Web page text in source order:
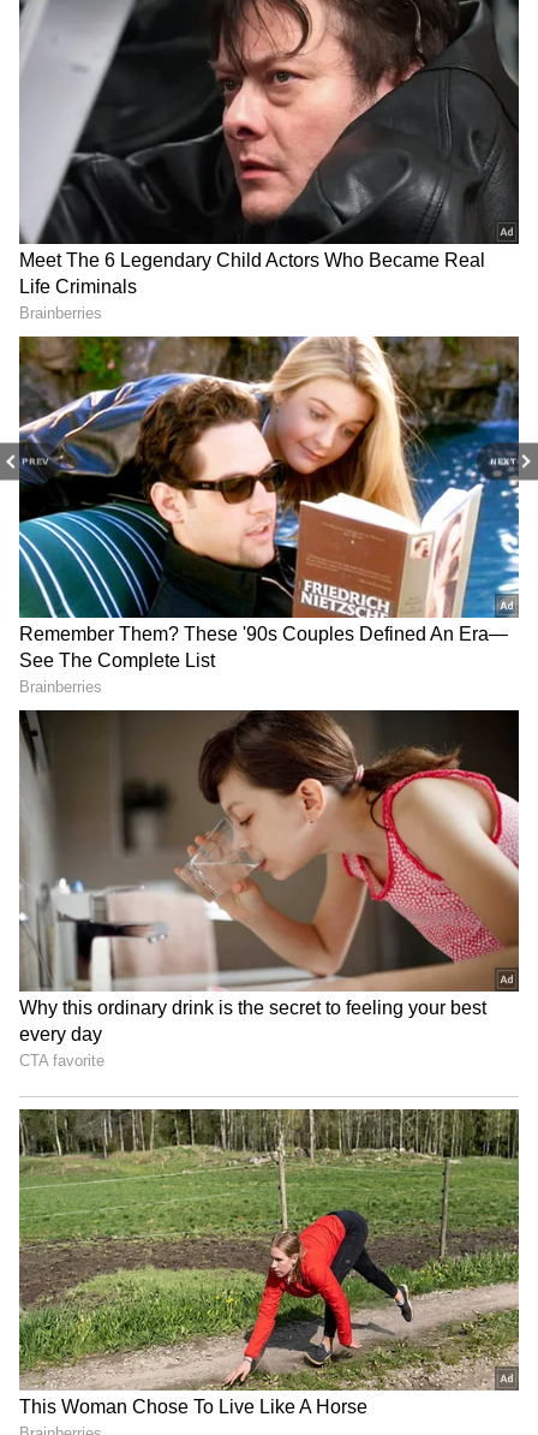
PREV NEXT
Image Credit :
29 பட ட்விட்டர் விமர்சனம்
ஒரு தீவிரமான காதல் கதை.. டிண்டர், பம்புல்
மற்றும் ஓயோ போன்ற செயலிகள்
தோன்றுவதற்கு முந்தைய காலகட்டத்தில்
அமைந்த கதை இது. நாயகனுக்கு எந்த
லட்சியமும் இல்லை; ஆனால் நாயகிக்கு ஒரு
குறிப்பிட்ட குறிக்கோள் இருக்கிறது. நாயகி
விலகிச் செல்கிறாள். அந்தப் பிரிவை
நாயகன் எவ்வாறு எதிர்கொள்கிறான்? மிக
அழகான திரைப்படம் இது. நடிகர் விது,
இப்பாத்திரத்திற்கு கச்சிதமாகப்
பொருந்தியுள்ளார். அவர் மிகச் சிறப்பாக
நடித்துள்ளார். நடிகை ப்ரீத்தி அஸ்ரானி
மிகவும் பிரமாதமாக நடித்துள்ளார்.
ஷான் ரோல்டன் இப்படத்தின் மற்றொரு
நாயகன் என்றே சொல்லலாம்.. அவரது
பாடல்களும் பின்னணி இசையும்
இப்படத்தை முற்றிலும் வேறொரு
தளத்திற்கு உயர்த்துகின்றன. எழுத்தாளர்
மற்றும் இயக்குனர் ரத்ன குமார்,
விறுவிறுப்பான திரைக்கதையுடன் கூடிய
ஒரு அழகான திரைப்படத்தை
வழங்கியுள்ளார். மிகவும் இயல்பான
படைப்பு. நீண்ட காலத்திற்குப் பிறகு,
மனதிற்கு நிறைவளிக்கும் ஒரு காதல்
கதையைக் காண முடிகிறது என
பதிவிட்டுள்ளார்.
#29theFilm[3.75/5] : An intense love
story..
Set in a time period before Tinder,
Bumble and Oyo..